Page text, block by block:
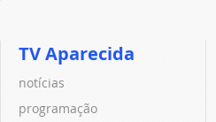
TV Aparecida
notícias
programação